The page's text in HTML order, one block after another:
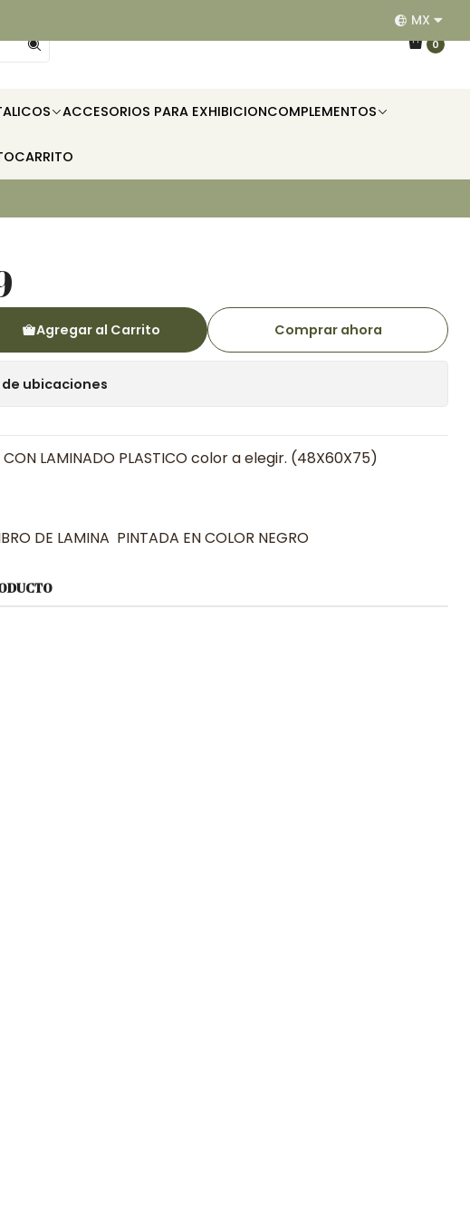
0
ACCESORIOS PARA EXHIBICIONCOMPLEMENTOS
CARRITO
EQUIPAMOS RESTAURANTES, HOTELES, OFICINAS E
MX
Agregar al Carrito Comprar ahora
ubicaciones
CON LAMINADO PLASTICO color a elegir. (48X60X75)
DE LAMINA PINTADA EN COLOR NEGRO